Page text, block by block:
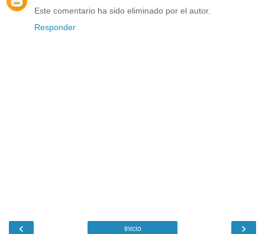
Este comentario ha sido eliminado por el autor.
Responder
‹ ›
Inicio